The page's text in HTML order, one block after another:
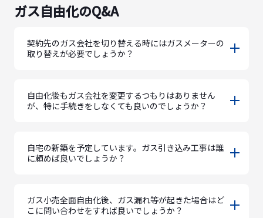
ガス自由化のQ&A
契約先のガス会社を切り替える時にはガスメーターの
取り替えが必要でしょうか？
自由化後もガス会社を変更するつもりはありません
が、特に手続きをしなくても良いのでしょうか？
自宅の新築を予定しています。ガス引き込み工事は誰
に頼めば良いでしょうか？
ガス小売全面自由化後、ガス漏れ等が起きた場合はど
こに問い合わせをすれば良いでしょうか？